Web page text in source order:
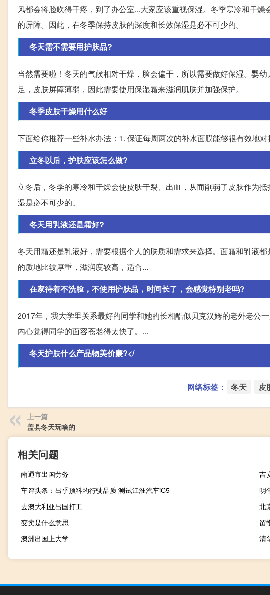
风都会将脸吹得干疼，到了办公室...大家应该重视保湿。冬季寒冷和干
的屏障。因此，在冬季保持皮肤的深度和长效保湿是必不可少的。
冬天需不需要用护肤品?
当然需要啦！冬天的气候相对干燥，脸会偏干，所以需要做好保湿。婴
足，皮肤屏障薄弱，因此需要使用保湿霜来滋润肌肤并加强保护。
冬季皮肤干燥用什么好
下面给你推荐一些补水办法：1. 保证每周两次的补水面膜能够很有效地
立冬以后，护肤应该怎么做?
立冬后，冬季的寒冷和干燥会使皮肤干裂、出血，从而削弱了皮肤作为
湿是必不可少的。
冬天用乳液还是霜好?
冬天用霜还是乳液好，需要根据个人的肤质和需求来选择。面霜和乳液
的质地比较厚重，滋润度较高，适合...
在家待着不洗脸，不使用护肤品，时间长了，会感觉特别老吗?
2017年，我大学里关系最好的同学和她的长相酷似贝克汉姆的老外老公
内心觉得同学的面容苍老得太快了。...
冬天护肤什么产品物美价廉?</
网络标签： 冬天 皮
上一篇
盖县冬天玩啥的
相关问题
南通市出国劳务
吉
车评头条：出乎预料的行驶品质 测试江淮汽车iC5
明
去澳大利亚出国打工
北
变卖是什么意思
留
澳洲出国上大学
清